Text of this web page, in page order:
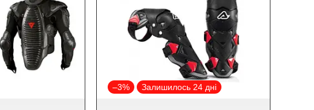
–3% Залишилось 24 дні